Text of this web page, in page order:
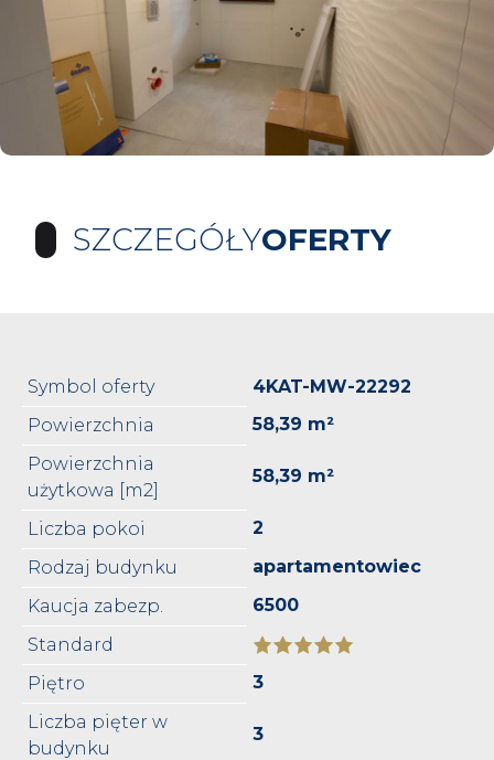
SZCZEGÓŁYOFERTY
Symbol oferty
4KAT-MW-22292
Powierzchnia
58,39 m²
Powierzchnia
użytkowa [m2]
58,39 m²
Liczba pokoi
2
Rodzaj budynku
apartamentowiec
Kaucja zabezp.
6500
Standard
Piętro
3
Liczba pięter w
budynku
3